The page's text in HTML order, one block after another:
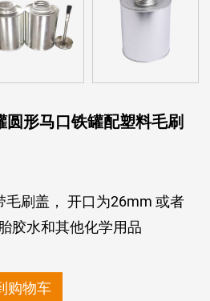
形马口铁罐配塑料毛刷
刷盖， 开口为26mm 或者
胶水和其他化学用品
购物车